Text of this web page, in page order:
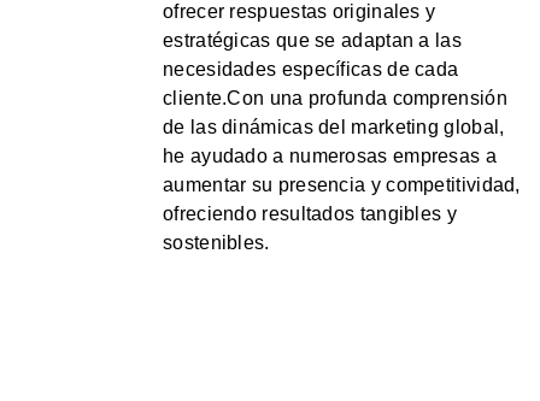
ofrecer respuestas originales y
estratégicas que se adaptan a las
necesidades específicas de cada
cliente.Con una profunda comprensión
de las dinámicas del marketing global,
he ayudado a numerosas empresas a
aumentar su presencia y competitividad,
ofreciendo resultados tangibles y
sostenibles.